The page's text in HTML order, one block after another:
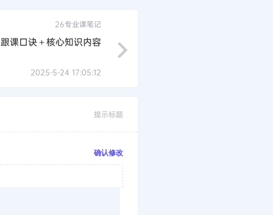
26专业课笔记
课口诀＋核心知识内容
2025-5-24 17:05:12
提示标题
确认修改